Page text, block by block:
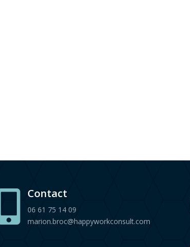
 Contact
06 61 75 14 09
marion.broc@happyworkconsult.com